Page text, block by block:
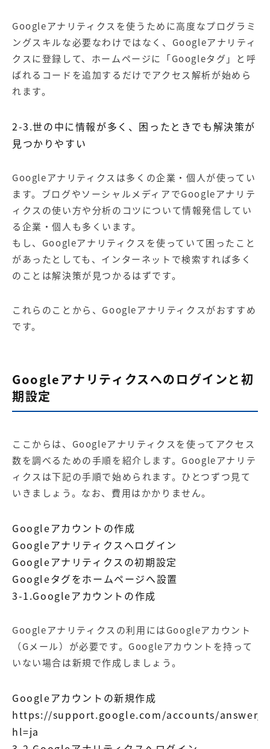
Googleアナリティクスを使うために高度なプログラミ
ングスキルな必要なわけではなく、Googleアナリティ
クスに登録して、ホームページに「Googleタグ」と呼
ばれるコードを追加するだけでアクセス解析が始めら
れます。
2-3.世の中に情報が多く、困ったときでも解決策が
見つかりやすい
Googleアナリティクスは多くの企業・個人が使ってい
ます。ブログやソーシャルメディアでGoogleアナリテ
ィクスの使い方や分析のコツについて情報発信してい
る企業・個人も多くいます。
もし、Googleアナリティクスを使っていて困ったこと
があったとしても、インターネットで検索すれば多く
のことは解決策が見つかるはずです。
これらのことから、Googleアナリティクスがおすすめ
です。
Googleアナリティクスへのログインと初
期設定
ここからは、Googleアナリティクスを使ってアクセス
数を調べるための手順を紹介します。Googleアナリテ
ィクスは下記の手順で始められます。ひとつずつ見て
いきましょう。なお、費用はかかりません。
Googleアカウントの作成
Googleアナリティクスへログイン
Googleアナリティクスの初期設定
Googleタグをホームページへ設置
3-1.Googleアカウントの作成
Googleアナリティクスの利用にはGoogleアカウント
（Gメール）が必要です。Googleアカウントを持って
いない場合は新規で作成しましょう。
Googleアカウントの新規作成
https://support.google.com/accounts/answer/
hl=ja